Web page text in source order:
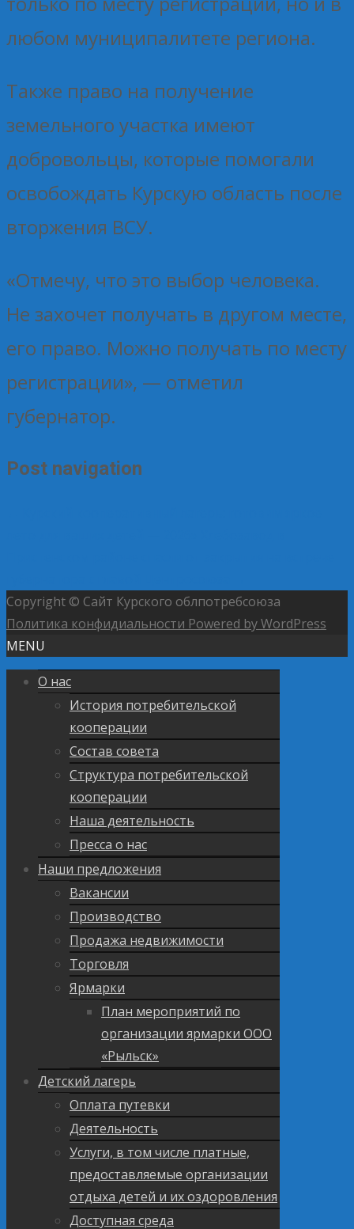
любом муниципалитете региона.
Также право на получение
земельного участка имеют
добровольцы, которые помогали
освобождать Курскую область после
вторжения ВСУ.
«Отмечу, что это выбор человека.
Не захочет получать в другом месте,
его право. Можно получать по месту
регистрации», — отметил
губернатор.
Post navigation
Copyright © Сайт Курского облпотребсоюза
Политика конфидиальности Powered by WordPress
MENU
О нас
История потребительской
кооперации
Состав совета
Структура потребительской
кооперации
Наша деятельность
Пресса о нас
Наши предложения
Вакансии
Производство
Продажа недвижимости
Торговля
Ярмарки
План мероприятий по
организации ярмарки ООО
«Рыльск»
Детский лагерь
Оплата путевки
Деятельность
Услуги, в том числе платные,
предоставляемые организации
отдыха детей и их оздоровления
Доступная среда